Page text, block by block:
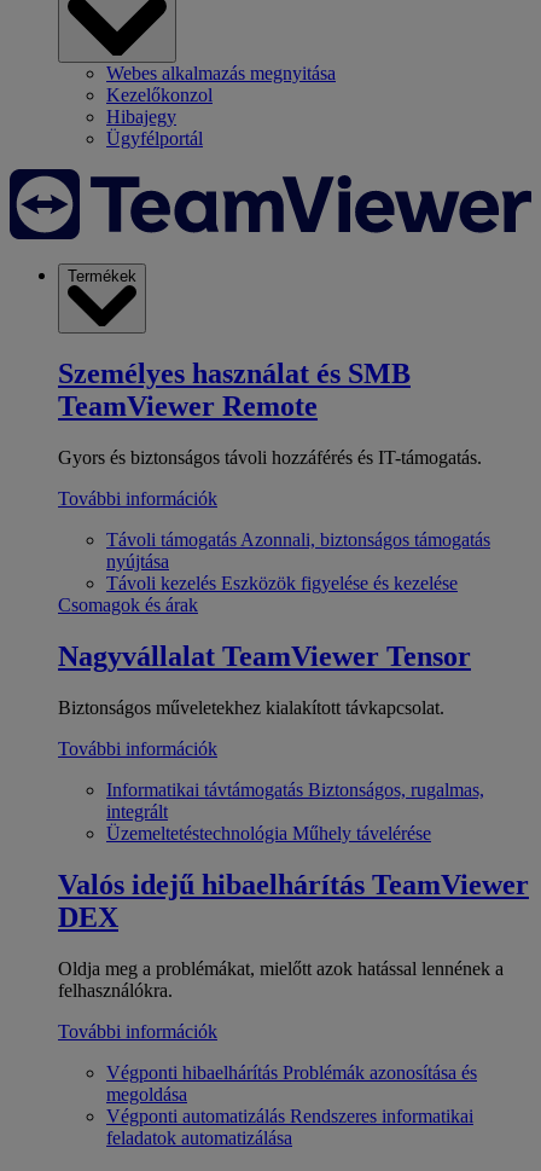
Webes alkalmazás megnyitása
Kezelőkonzol
Hibajegy
Ügyfélportál
Termékek
Személyes használat és SMB
TeamViewer Remote
Gyors és biztonságos távoli hozzáférés és IT-támogatás.
További információk
Távoli támogatás Azonnali, biztonságos támogatás
nyújtása
Távoli kezelés Eszközök figyelése és kezelése
Csomagok és árak
Nagyvállalat TeamViewer Tensor
Biztonságos műveletekhez kialakított távkapcsolat.
További információk
Informatikai távtámogatás Biztonságos, rugalmas,
integrált
Üzemeltetéstechnológia Műhely távelérése
Valós idejű hibaelhárítás TeamViewer
DEX
Oldja meg a problémákat, mielőtt azok hatással lennének a
felhasználókra.
További információk
Végponti hibaelhárítás Problémák azonosítása és
megoldása
Végponti automatizálás Rendszeres informatikai
feladatok automatizálása